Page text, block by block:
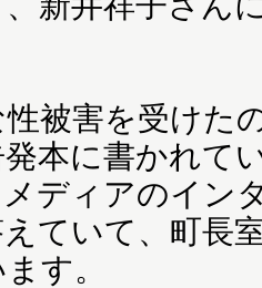
被害を受けた
本に書かれて
ディアのイン
ていて、町長
す。